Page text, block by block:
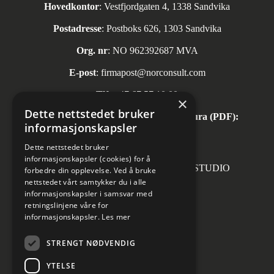
Hovedkontor: Vestfjordgaten 4, 1338 Sandvika
Postadresse: Postboks 626, 1303 Sandvika
Org. nr: NO 962392687 MVA
E-post: firmapost@norconsult.com
Tlf: +47 67 57 10 00
Automatisk mottak av inngående faktura (PDF):
invoice.no@norconsult.com
Forsidefoto: RASMUS HJORTSHOJ STUDIO
×
Dette nettstedet bruker
informasjonskapsler
Dette nettstedet bruker
informasjonskapsler (cookies) for å
forbedre din opplevelse. Ved å bruke
nettstedet vårt samtykker du i alle
informasjonskapsler i samsvar med
retningslinjene våre for
informasjonskapsler. Les mer
STRENGT NØDVENDIG
YTELSE